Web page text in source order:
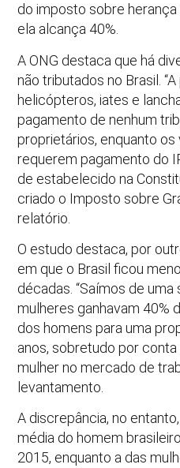
do imposto sobre herança
ela alcança 40%.
A ONG destaca que há
não tributados no Brasil.
helicópteros, iates e
pagamento de nenhum
proprietários, enquanto
requerem pagamento do
de estabelecido na
criado o Imposto sobre
relatório.
O estudo destaca, por
em que o Brasil ficou
décadas. “Saímos de
mulheres ganhavam 40%
dos homens para uma
anos, sobretudo por
mulher no mercado de
levantamento.
A discrepância, no
média do homem
2015, enquanto a das